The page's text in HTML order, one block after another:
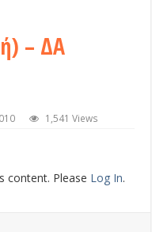
– ΔΑ
1,541 Views
content. Please Log In.